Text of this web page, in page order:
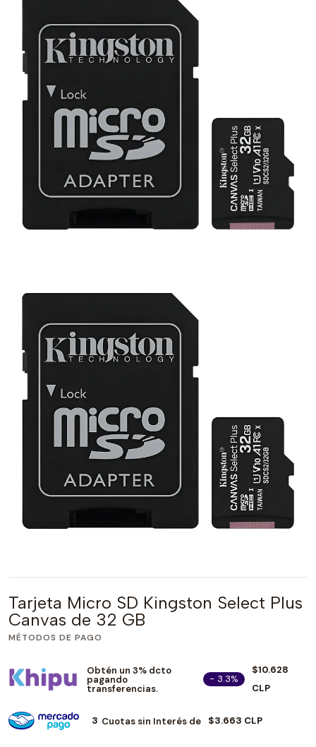
Tarjeta Micro SD Kingston Select Plus
Canvas de 32 GB
MÉTODOS DE PAGO
Obtén un 3% dcto
pagando
transferencias.
- 3.3%
$10.628
CLP
3 Cuotas sin Interés de $3.663 CLP